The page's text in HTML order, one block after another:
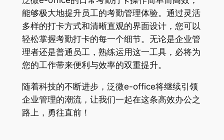
能够极大地提升员工的考勤管理体验。通过灵活
多样的打卡方式和清晰直观的界面设计，您可以
轻松掌握考勤打卡的每一个细节。无论是企业管
理者还是普通员工，熟练运用这一工具，必将为
您的工作带来便利与效率的双重提升。
随着科技的不断进步，泛微e-office将继续引领
企业管理的潮流，让我们一起在这条高效办公之
路上，勇往直前！